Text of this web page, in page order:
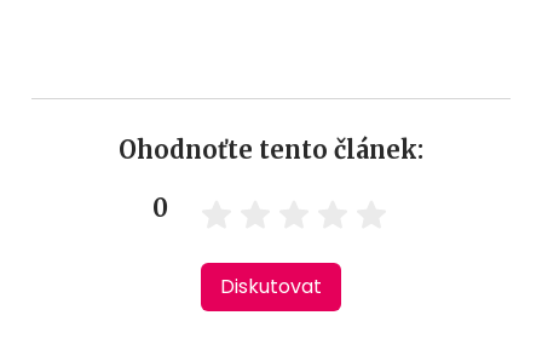
Ohodnoťte tento článek:
0
Diskutovat